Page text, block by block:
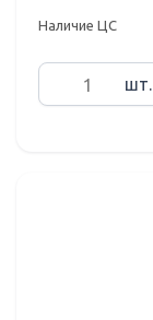
Наличие ЦС
шт.